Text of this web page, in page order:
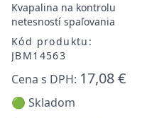
Kvapalina na kontrolu
netesností spaľovania
Kód produktu:
JBM14563
Cena s DPH: 17,08 €
🟢 Skladom